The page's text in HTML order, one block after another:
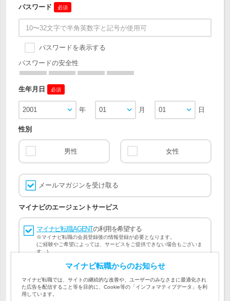
パスワード 必須
パスワードを表示する
パスワードの安全性
生年月日 必須
2001 年 01 月 01 日
性別
男性 女性
メールマガジンを受け取る
マイナビのエージェントサービス
マイナビ転職AGENTの利用を希望する
※マイナビ転職の会員登録後の情報登録が必要となります。
(ご経験やご希望によっては、サービスをご提供できない場合もございま
す。)
会員登録には マイナビ転職 会員規約
マイナビ転職AGENT
会員規約、マイナビ転職AGENT 個人情報の取り扱い および
個人情報の取り扱い
マイナビ転職からのお知らせ
マイナビ転職では、サイトの継続的な改善や、ユーザーのみなさまに最適化され
た広告を配信すること等を目的に、Cookie等の「インフォマティブデータ」を利
用しています。